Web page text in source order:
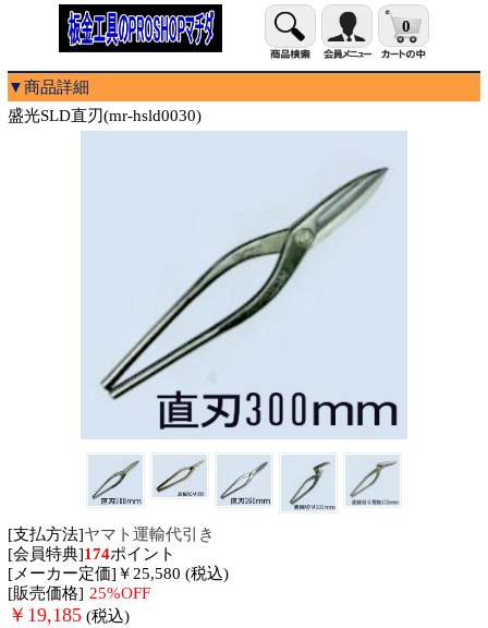
0
▼商品詳細
盛光SLD直刃(mr-hsld0030)
[支払方法]ヤマト運輸代引き
[会員特典]174ポイント
[メーカー定価]￥25,580 (税込)
[販売価格] 25%OFF
￥ 19,185 (税込)